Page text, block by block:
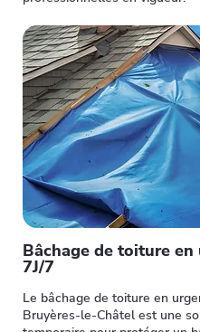
Bâchage de toiture en
7J/7
Le bâchage de toiture en
Bruyères-le-Châtel est une